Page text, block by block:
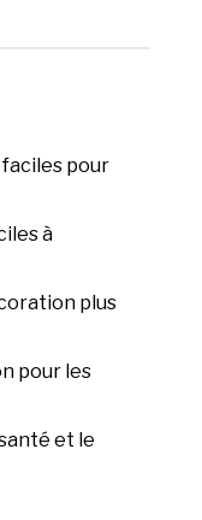
faciles pour
à
plus
pour les
et le